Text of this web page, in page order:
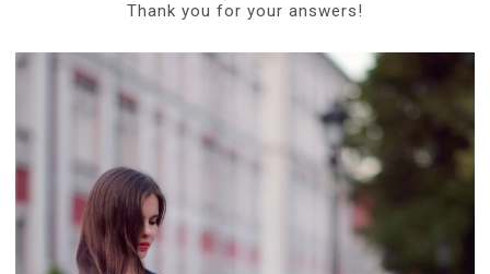
Thank you for your answers!